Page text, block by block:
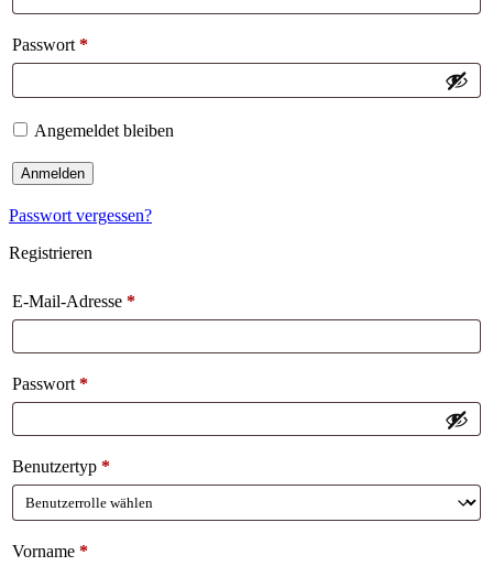
Passwort *
Angemeldet bleiben
Anmelden
Passwort vergessen?
Registrieren
E-Mail-Adresse *
Passwort *
Benutzertyp *
Vorname *